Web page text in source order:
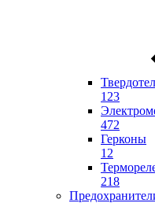
123
472
Герконы
12
218